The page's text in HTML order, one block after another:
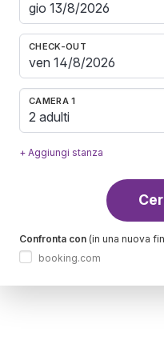
CHECK-OUT
CAMERA 1
2 adulti
+ Aggiungi stanza
Confronta con (in una nuova
booking.com